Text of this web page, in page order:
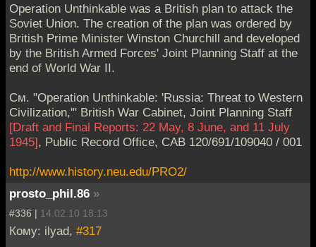
Operation Unthinkable was a British plan to attack the
Soviet Union. The creation of the plan was ordered by
British Prime Minister Winston Churchill and developed
by the British Armed Forces' Joint Planning Staff at the
end of World War II.
См. "Operation Unthinkable: 'Russia: Threat to Western
Civilization,'" British War Cabinet, Joint Planning Staff
[Draft and Final Reports: 22 May, 8 June, and 11 July
1945], Public Record Office, CAB 120/691/109040 / 001
http://www.history.neu.edu/PRO2/
prosto_phil.86 »
#336 | 14.02.10 18:13
Кому: ilyad, #317